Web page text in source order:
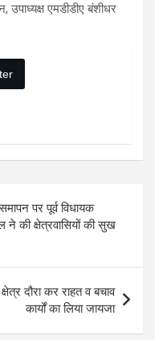
एमडीडीए बंशीधर
पर पूर्व विधायक
ने की क्षेत्रवासियों की सुख
दौरा कर राहत व बचाव
कार्यों का लिया जायजा